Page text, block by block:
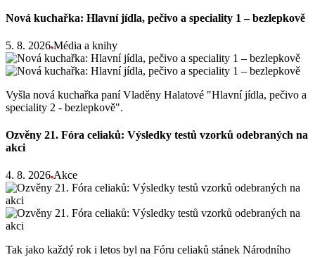
Nová kuchařka: Hlavní jídla, pečivo a speciality 1 – bezlepkově
5. 8. 2026 Média a knihy
Vyšla nová kuchařka paní Vladěny Halatové "Hlavní jídla, pečivo a
speciality 2 - bezlepkově".
Ozvěny 21. Fóra celiaků: Výsledky testů vzorků odebraných na
akci
4. 8. 2026 Akce
Tak jako každý rok i letos byl na Fóru celiaků stánek Národního